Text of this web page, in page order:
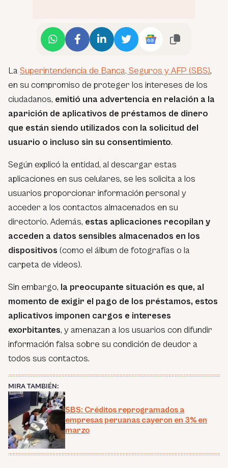
La Superintendencia de Banca, Seguros y AFP (SBS),
en su compromiso de proteger los intereses de los
ciudadanos, emitió una advertencia en relación a la
aparición de aplicativos de préstamos de dinero
que están siendo utilizados con la solicitud del
usuario o incluso sin su consentimiento.
Según explicó la entidad, al descargar estas
aplicaciones en sus celulares, se les solicita a los
usuarios proporcionar información personal y
acceder a los contactos almacenados en su
directorio. Además, estas aplicaciones recopilan y
acceden a datos sensibles almacenados en los
dispositivos (como el álbum de fotografías o la
carpeta de videos).
Sin embargo, la preocupante situación es que, al
momento de exigir el pago de los préstamos, estos
aplicativos imponen cargos e intereses
exorbitantes, y amenazan a los usuarios con difundir
información falsa sobre su condición de deudor a
todos sus contactos.
MIRA TAMBIÉN:
SBS: Créditos reprogramados a
empresas peruanas cayeron en 3% en
marzo